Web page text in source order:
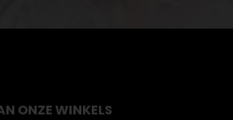
ONZE WINKELS